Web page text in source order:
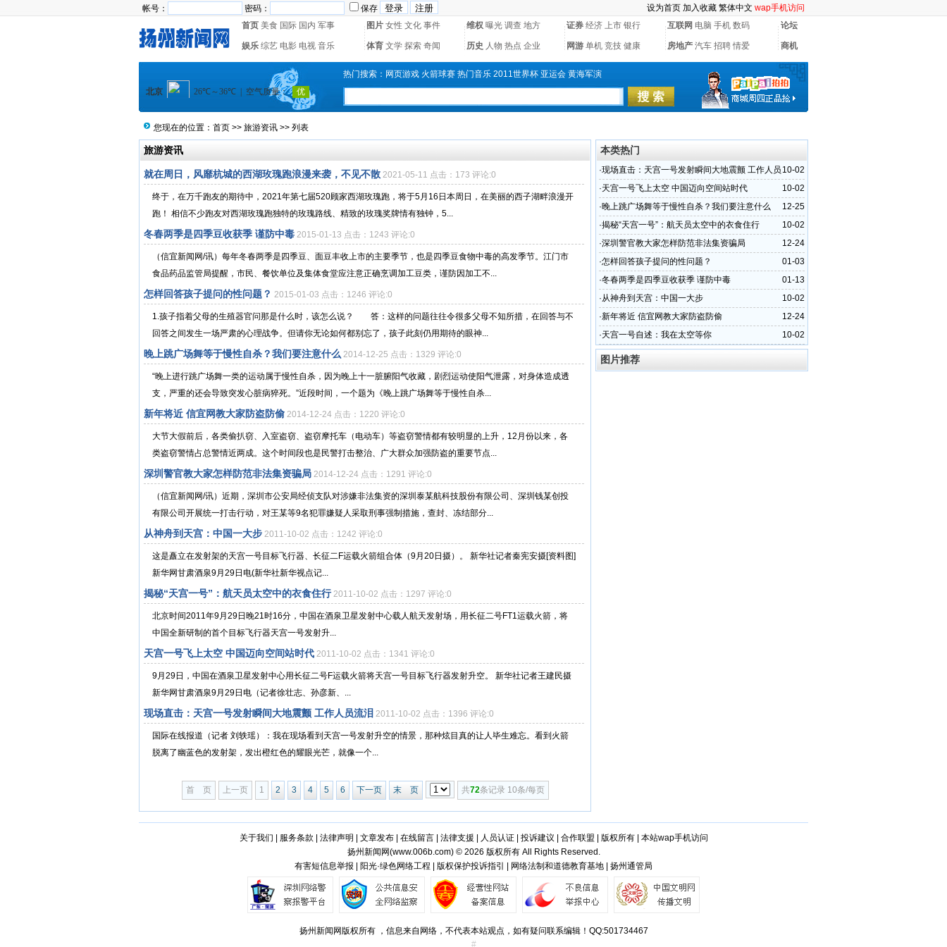
帐号： 密码： 保存 设为首页 加入收藏 繁体中文 wap手机访问
首页 美食 国际 国内 军事 图片 女性 文化 事件 维权 曝光 调查 地方 证券 经济 上市 银行 互联网 电脑 手机 数码 论坛
娱乐 综艺 电影 电视 音乐 体育 文学 探索 奇闻 历史 人物 热点 企业 网游 单机 竞技 健康 房地产 汽车 招聘 情爱 商机
热门搜索： 网页游戏 火箭球赛 热门音乐 2011世界杯 亚运会 黄海军演
您现在的位置： 首页 >> 旅游资讯 >> 列表
旅游资讯
就在周日，风靡杭城的西湖玫瑰跑浪漫来袭，不见不散 2021-05-11 点击：173 评论:0
终于，在万千跑友的期待中，2021年第七届520顾家西湖玫瑰跑，将于5月16日本周日，在美丽的西子湖畔浪漫开
跑！ 相信不少跑友对西湖玫瑰跑独特的玫瑰路线、精致的玫瑰奖牌情有独钟，5...
冬春两季是四季豆收获季 谨防中毒 2015-01-13 点击：1243 评论:0
（信宜新闻网/讯）每年冬春两季是四季豆、面豆丰收上市的主要季节，也是四季豆食物中毒的高发季节。江门市
食品药品监管局提醒，市民、餐饮单位及集体食堂应注意正确烹调加工豆类，谨防因加工不...
怎样回答孩子提问的性问题？ 2015-01-03 点击：1246 评论:0
1.孩子指着父母的生殖器官问那是什么时，该怎么说？ 答：这样的问题往往令很多父母不知所措，在回答与不
回答之间发生一场严肃的心理战争。但请你无论如何都别忘了，孩子此刻仍用期待的眼神...
晚上跳广场舞等于慢性自杀？我们要注意什么 2014-12-25 点击：1329 评论:0
“晚上进行跳广场舞一类的运动属于慢性自杀，因为晚上十一脏腑阳气收藏，剧烈运动使阳气泄露，对身体造成透
支，严重的还会导致突发心脏病猝死。”近段时间，一个题为《晚上跳广场舞等于慢性自杀...
新年将近 信宜网教大家防盗防偷 2014-12-24 点击：1220 评论:0
大节大假前后，各类偷扒窃、入室盗窃、盗窃摩托车（电动车）等盗窃警情都有较明显的上升，12月份以来，各
类盗窃警情占总警情近两成。这个时间段也是民警打击整治、广大群众加强防盗的重要节点...
深圳警官教大家怎样防范非法集资骗局 2014-12-24 点击：1291 评论:0
（信宜新闻网/讯）近期，深圳市公安局经侦支队对涉嫌非法集资的深圳泰某航科技股份有限公司、深圳钱某创投
有限公司开展统一打击行动，对王某等9名犯罪嫌疑人采取刑事强制措施，查封、冻结部分...
从神舟到天宫：中国一大步 2011-10-02 点击：1242 评论:0
这是矗立在发射架的天宫一号目标飞行器、长征二F运载火箭组合体（9月20日摄）。 新华社记者秦宪安摄[资料图]
新华网甘肃酒泉9月29日电(新华社新华视点记...
揭秘“天宫一号”：航天员太空中的衣食住行 2011-10-02 点击：1297 评论:0
北京时间2011年9月29日晚21时16分，中国在酒泉卫星发射中心载人航天发射场，用长征二号FT1运载火箭，将
中国全新研制的首个目标飞行器天宫一号发射升...
天宫一号飞上太空 中国迈向空间站时代 2011-10-02 点击：1341 评论:0
9月29日，中国在酒泉卫星发射中心用长征二号F运载火箭将天宫一号目标飞行器发射升空。 新华社记者王建民摄
新华网甘肃酒泉9月29日电（记者徐壮志、孙彦新、...
现场直击：天宫一号发射瞬间大地震颤 工作人员流泪 2011-10-02 点击：1396 评论:0
国际在线报道（记者 刘轶瑶）：我在现场看到天宫一号发射升空的情景，那种炫目真的让人毕生难忘。看到火箭
脱离了幽蓝色的发射架，发出橙红色的耀眼光芒，就像一个...
首 页 上一页 1 2 3 4 5 6 下一页 末 页 共72条记录 10条/每页
本类热门
10-02
·现场直击：天宫一号发射瞬间大地震颤 工作人员
流泪
10-02
·天宫一号飞上太空 中国迈向空间站时代
12-25
·晚上跳广场舞等于慢性自杀？我们要注意什么
10-02
·揭秘“天宫一号”：航天员太空中的衣食住行
12-24
·深圳警官教大家怎样防范非法集资骗局
01-03
·怎样回答孩子提问的性问题？
01-13
·冬春两季是四季豆收获季 谨防中毒
10-02
·从神舟到天宫：中国一大步
12-24
·新年将近 信宜网教大家防盗防偷
10-02
·天宫一号自述：我在太空等你
图片推荐
关于我们 服务条款 法律声明 文章发布| 在线留言| 法律支援 人员认证| 投诉建议 合作联盟 版权所有| 本站wap手机访问
扬州新闻网(www.006b.com) © 2026 版权所有 All Rights Reserved.
有害短信息举报 | 阳光·绿色网络工程 | 版权保护投诉指引 | 网络法制和道德教育基地 | 扬州通管局
扬州新闻网版权所有 ，信息来自网络，不代表本站观点，如有疑问联系编辑！QQ:501734467
#